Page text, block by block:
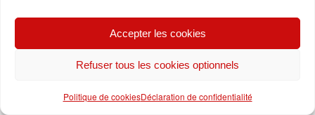
Accepter les cookies
Refuser tous les cookies optionnels
Politique de cookiesDéclaration de confidentialité
DeJean-Bernard LACROIX Archiviste-paléographe,
directeur des Archives départementales des Alpes-
Maritimes (en 1996)